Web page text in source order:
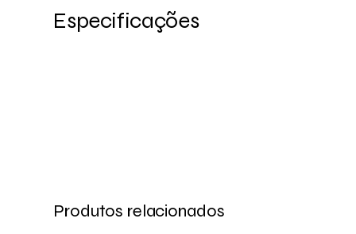
Especificações
Produtos relacionados